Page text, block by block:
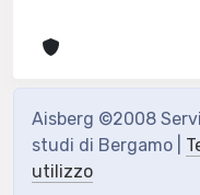
Aisberg ©2008
studi di Bergamo |
utilizzo